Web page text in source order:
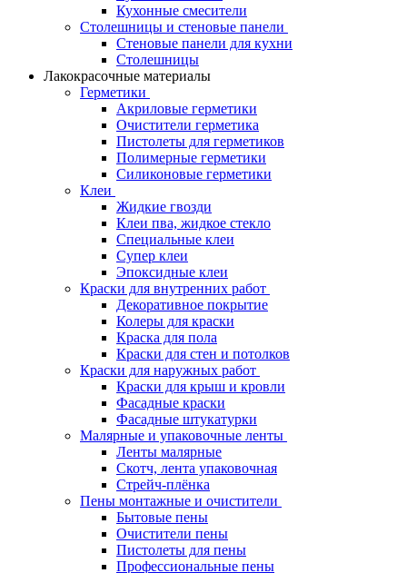
Кухонные смесители
Столешницы и стеновые панели
Стеновые панели для кухни
Столешницы
Лакокрасочные материалы
Герметики
Акриловые герметики
Очистители герметика
Пистолеты для герметиков
Полимерные герметики
Силиконовые герметики
Клеи
Жидкие гвозди
Клеи пва, жидкое стекло
Специальные клеи
Супер клеи
Эпоксидные клеи
Краски для внутренних работ
Декоративное покрытие
Колеры для краски
Краска для пола
Краски для стен и потолков
Краски для наружных работ
Краски для крыш и кровли
Фасадные краски
Фасадные штукатурки
Малярные и упаковочные ленты
Ленты малярные
Скотч, лента упаковочная
Стрейч-плёнка
Пены монтажные и очистители
Бытовые пены
Очистители пены
Пистолеты для пены
Профессиональные пены